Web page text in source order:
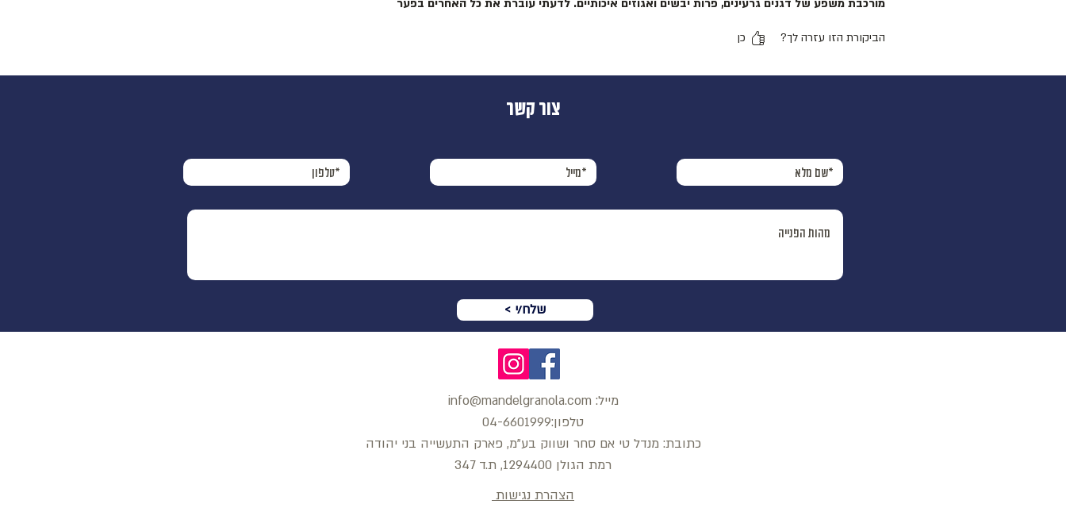
מורכבת משפע של דגנים גרעינים, פרות יבשים ואגוזים איכותיים. לדעתי עוברת את כל האחרים בפער
הביקורת הזו עזרה לך? כן
צור קשר
< שלח/י
מייל: info@mandelgranola.com
טלפון:04-6601999
כתובת: מנדל טי אם סחר ושווק בע"מ, פארק התעשייה בני יהודה
רמת הגולן 1294400, ת.ד 347
הצהרת נגישות